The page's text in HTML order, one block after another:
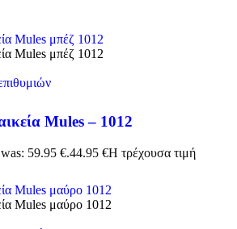
Mules – 1012
59.95 €.44.95 €Η τρέχουσα τιμή